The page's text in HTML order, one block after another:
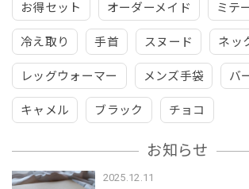
お知らせ
2025.12.11
お得セット オーダーメイド ミテ
冷え取り 手首 スヌード ネッ
レッグウォーマー メンズ手袋 バ
キャメル ブラック チョコ